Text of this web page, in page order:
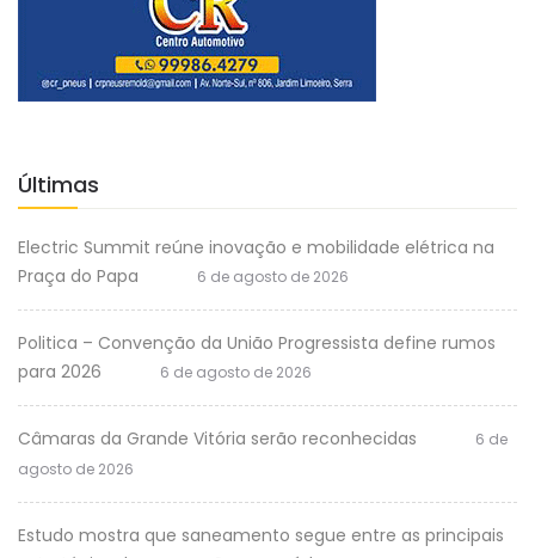
Últimas
Electric Summit reúne inovação e mobilidade elétrica na
Praça do Papa
6 de agosto de 2026
Politica – Convenção da União Progressista define rumos
para 2026
6 de agosto de 2026
Câmaras da Grande Vitória serão reconhecidas
6 de
agosto de 2026
Estudo mostra que saneamento segue entre as principais